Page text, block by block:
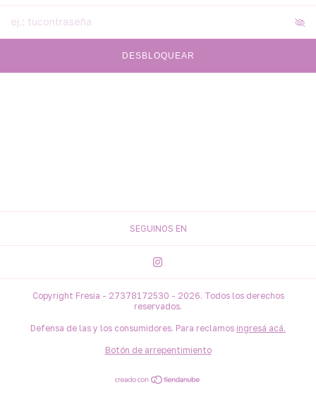
DESBLOQUEAR
SEGUINOS EN
Copyright Fresia - 27378172530 - 2026. Todos los derechos
reservados.
Defensa de las y los consumidores. Para reclamos ingresá acá.
Botón de arrepentimiento